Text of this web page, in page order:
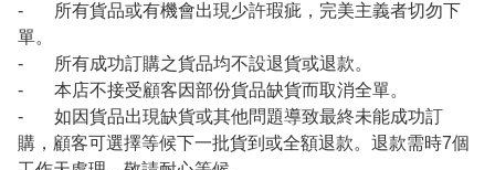
- 所有貨品或有機會出現少許瑕疵，完美主義者切勿下
單。
- 所有成功訂購之貨品均不設退貨或退款。
- 本店不接受顧客因部份貨品缺貨而取消全單。
- 如因貨品出現缺貨或其他問題導致最終未能成功訂
購，顧客可選擇等候下一批貨到或全額退款。退款需時7個